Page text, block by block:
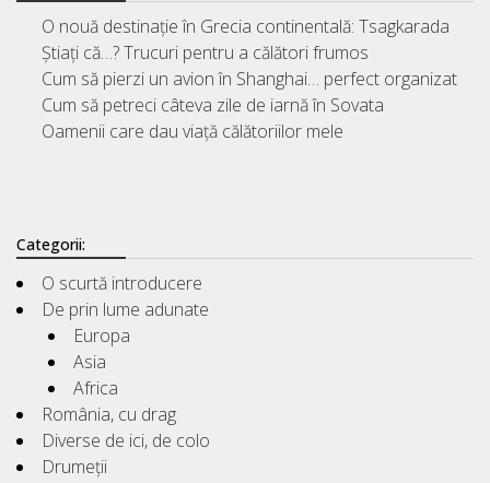
O nouă destinație în Grecia continentală: Tsagkarada
Știați că…? Trucuri pentru a călători frumos
Cum să pierzi un avion în Shanghai… perfect organizat
Cum să petreci câteva zile de iarnă în Sovata
Oamenii care dau viață călătoriilor mele
Categorii:
O scurtă introducere
De prin lume adunate
Europa
Asia
Africa
România, cu drag
Diverse de ici, de colo
Drumeții